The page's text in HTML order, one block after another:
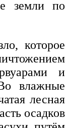
земли по
которое
и
влажные
лесная
осадков